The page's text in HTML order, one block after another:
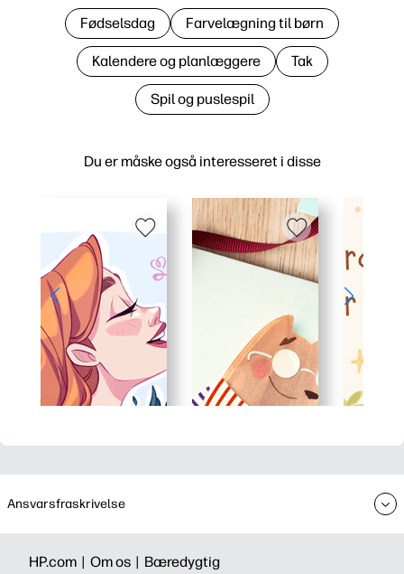
Du er måske også interesseret i disse
Fødselsdag Farvelægning til børn
Kalendere og planlæggere Tak
Spil og puslespil
Ansvarsfraskrivelse
HP.com | Om os | Bæredygtig